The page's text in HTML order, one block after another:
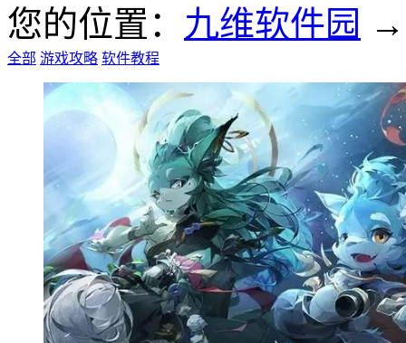
您的位置： 九维软件园
全部 游戏攻略 软件教程